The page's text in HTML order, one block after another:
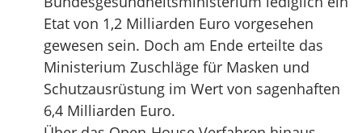
Etat von 1,2 Milliarden Euro vorgesehen
gewesen sein. Doch am Ende erteilte das
Ministerium Zuschläge für Masken und
Schutzausrüstung im Wert von sagenhaften
6,4 Milliarden Euro.